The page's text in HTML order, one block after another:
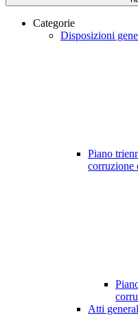
Categorie
Disposizioni
Piano
corruzione
Atti